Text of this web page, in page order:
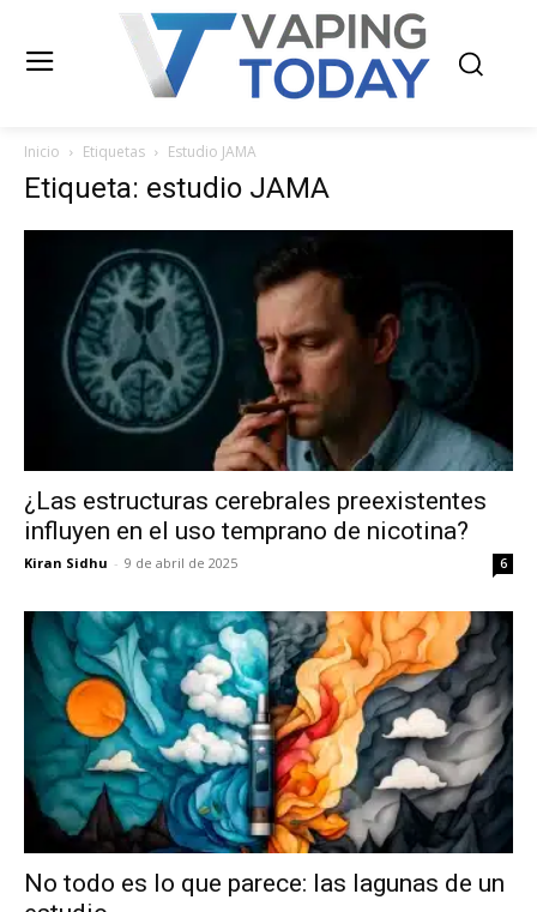
Inicio Etiquetas Estudio JAMA
Etiqueta: estudio JAMA
¿Las estructuras cerebrales preexistentes
influyen en el uso temprano de nicotina?
Kiran Sidhu - 9 de abril de 2025 6
No todo es lo que parece: las lagunas de un